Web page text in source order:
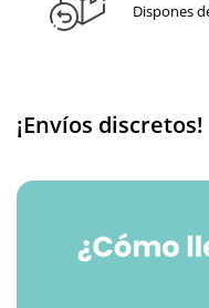
Dispones
¡Envíos discretos!